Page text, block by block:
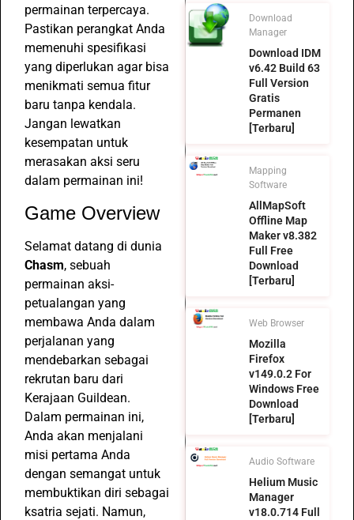
permainan terpercaya.
Pastikan perangkat Anda
memenuhi spesifikasi
yang diperlukan agar bisa
menikmati semua fitur
baru tanpa kendala.
Jangan lewatkan
kesempatan untuk
merasakan aksi seru
dalam permainan ini!
Game Overview
Selamat datang di dunia
Chasm, sebuah
permainan aksi-
petualangan yang
membawa Anda dalam
perjalanan yang
mendebarkan sebagai
rekrutan baru dari
Kerajaan Guildean.
Dalam permainan ini,
Anda akan menjalani
misi pertama Anda
dengan semangat untuk
membuktikan diri sebagai
ksatria sejati. Namun,
Download
Manager
Download IDM
v6.42 Build 63
Full Version
Gratis
Permanen
[Terbaru]
Mapping
Software
AllMapSoft
Offline Map
Maker v8.382
Full Free
Download
[Terbaru]
Web Browser
Mozilla
Firefox
v149.0.2 For
Windows Free
Download
[Terbaru]
Audio Software
Helium Music
Manager
v18.0.714 Full